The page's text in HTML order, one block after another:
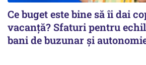
Ce buget este bine să îi dai
vacanță? Sfaturi pentru
bani de buzunar și